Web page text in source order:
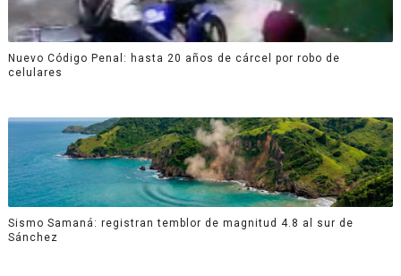
Nuevo Código Penal: hasta 20 años de cárcel por robo de
celulares
Sismo Samaná: registran temblor de magnitud 4.8 al sur de
Sánchez